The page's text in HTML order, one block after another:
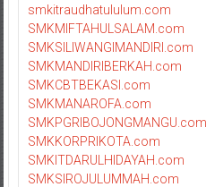
smkitraudhatululum.com
SMKMIFTAHULSALAM.com
SMKSILIWANGIMANDIRI.com
SMKMANDIRIBERKAH.com
SMKCBTBEKASI.com
SMKMANAROFA.com
SMKPGRIBOJONGMANGU.com
SMKKORPRIKOTA.com
SMKITDARULHIDAYAH.com
SMKSIROJULUMMAH.com